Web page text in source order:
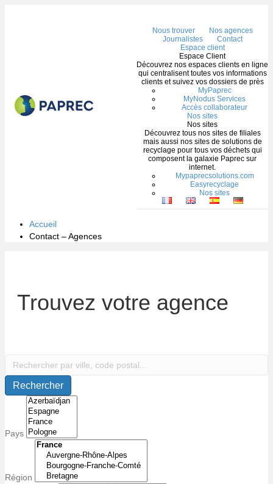
Nous trouver
Nos agences
Journalistes
Contact
Espace client
Espace Client
Découvrez nos espaces clients en ligne
qui centralisent toutes vos informations
clients et suivez vos dossiers de près
MyPaprec
MyNodus Services
Accès collaborateur
Nos sites
Nos sites
Découvrez tous nos sites de filiales
mais aussi nos sites de solutions de
recyclage pour tous vos déchets qui
composent la galaxie Paprec sur
internet.
Mypaprecsolutions.com
Easyrecyclage
Nos sites
Accueil
Contact – Agences
Trouvez votre agence
Rechercher
Pays
Région